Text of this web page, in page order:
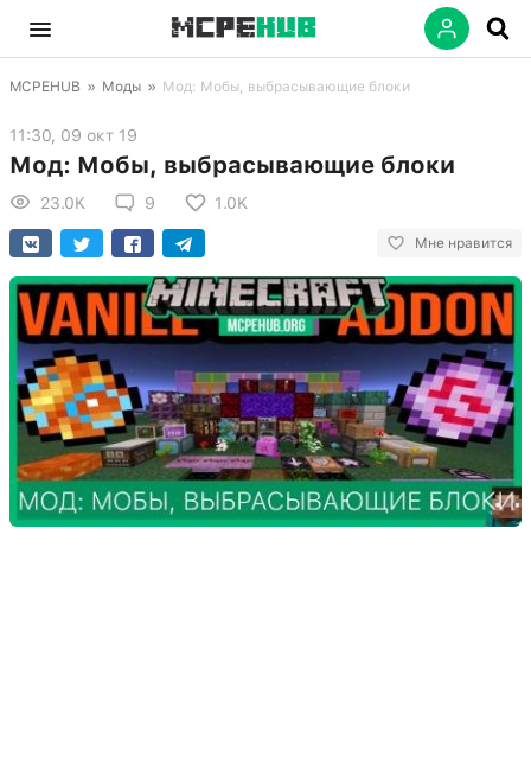
MCPEHUB » Моды » Мод: Мобы, выбрасывающие блоки
11:30, 09 окт 19
Мод: Мобы, выбрасывающие блоки
23.0K 9 1.0K
Мне нравится